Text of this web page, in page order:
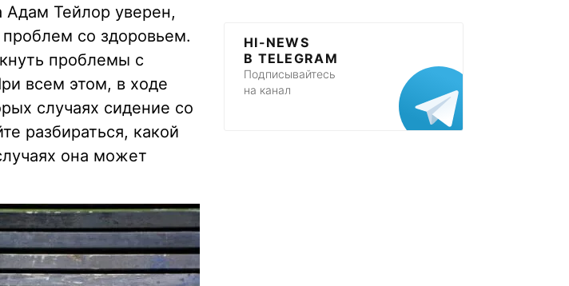
Адам Тейлор уверен,
со здоровьем.
проблемы с
всем этом, в ходе
случаях сидение со
разбираться, какой
она может
HI-NEWS
В TELEGRAM
Подписывайтесь
на канал